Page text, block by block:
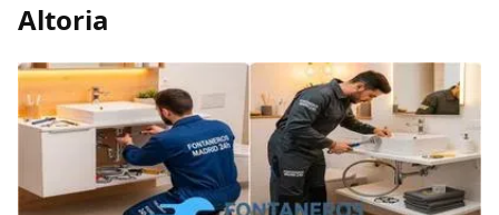
Altoria